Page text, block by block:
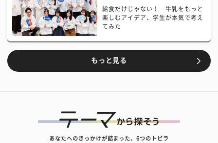
給食だけじゃない！ 牛乳をもっと
楽しむアイデア、学生が本気で考え
てみた
もっと見る
あなたへのきっかけが詰まった、6つのトビラ